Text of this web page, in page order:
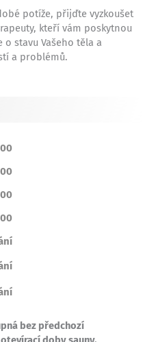
potíže, přijďte vyzkoušet
kteří vám poskytnou
stavu Vašeho těla a
a problémů.
bez předchozí